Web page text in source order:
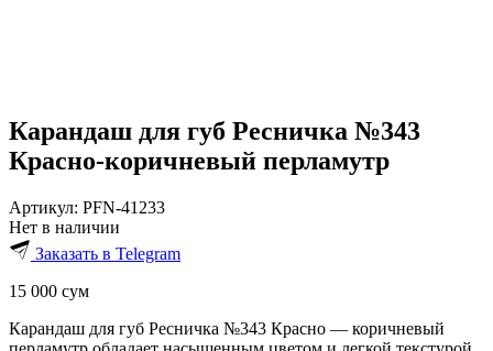
Карандаш для губ Ресничка №343
Красно-коричневый перламутр
Артикул: PFN-41233
Нет в наличии
Заказать в Telegram
15 000 сум
Карандаш для губ Ресничка №343 Красно — коричневый